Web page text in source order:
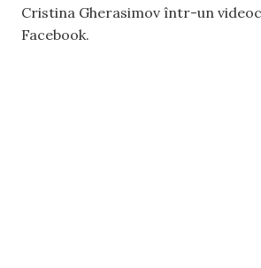
Cristina Gherasimov într-un
Facebook.